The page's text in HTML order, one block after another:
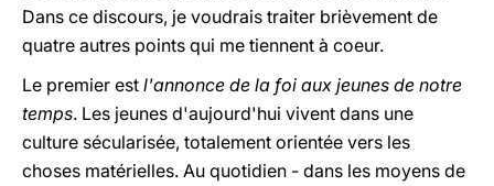
Dans ce discours, je voudrais traiter brièvement de
quatre autres points qui me tiennent à coeur.
Le premier est l'annonce de la foi aux jeunes de notre
temps. Les jeunes d'aujourd'hui vivent dans une
culture sécularisée, totalement orientée vers les
choses matérielles. Au quotidien - dans les moyens de